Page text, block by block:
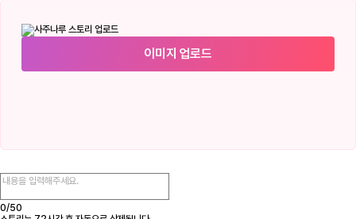
이미지 업로드
0/50